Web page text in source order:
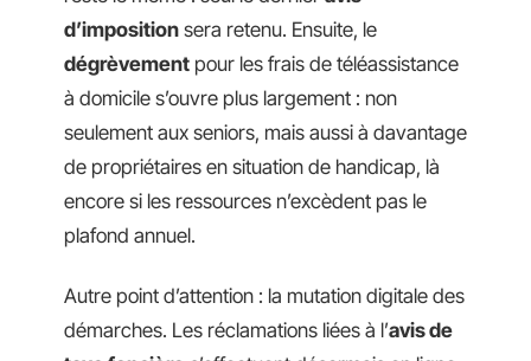
d’imposition sera retenu. Ensuite, le
dégrèvement pour les frais de téléassistance
à domicile s’ouvre plus largement : non
seulement aux seniors, mais aussi à davantage
de propriétaires en situation de handicap, là
encore si les ressources n’excèdent pas le
plafond annuel.
Autre point d’attention : la mutation digitale des
démarches. Les réclamations liées à l’avis de